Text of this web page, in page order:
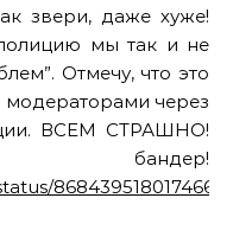
звери, даже хуже!
мы так и не
Отмечу, что это
через
ВСЕМ СТРАШНО!